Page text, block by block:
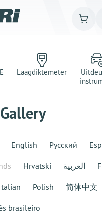
Laagdiktemeter
English Русский
Hrvatski العربية
Polish 简体中文
brasileiro